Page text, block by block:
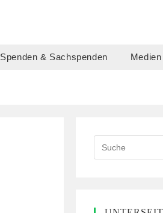
Spenden & Sachspenden Medien
this